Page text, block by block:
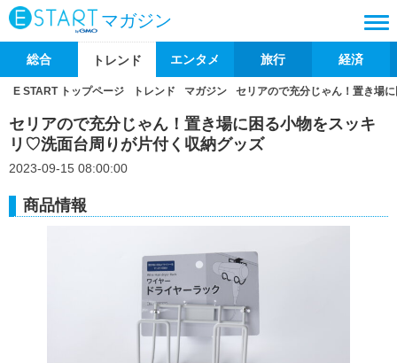
マガジン
総合 トレンド エンタメ 旅行 経済
E START トップページ トレンド マガジン セリアので充分じゃん！置き場
セリアので充分じゃん！置き場に困る小物をスッキ
リ♡洗面台周りが片付く収納グッズ
2023-09-15 08:00:00
商品情報